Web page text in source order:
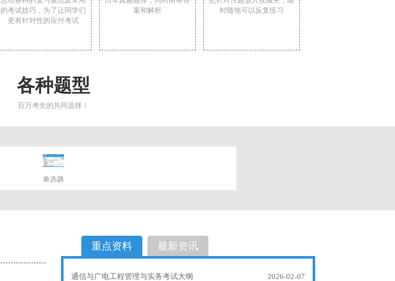
的考试技巧，为了让同学们
更有针对性的应付考试
案和解析
时随地可以反复练习
各种题型
百万考生的共同选择！
单选题
选择题
重点资料 最新资讯
通信与广电工程管理与实务考试大纲 2026-02-07